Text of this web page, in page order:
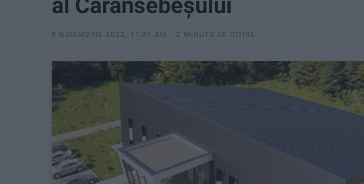
al Caransebeșului
8 NOIEMBRIE 2022, 11:21 AM 2 MINUTE DE CITIRE